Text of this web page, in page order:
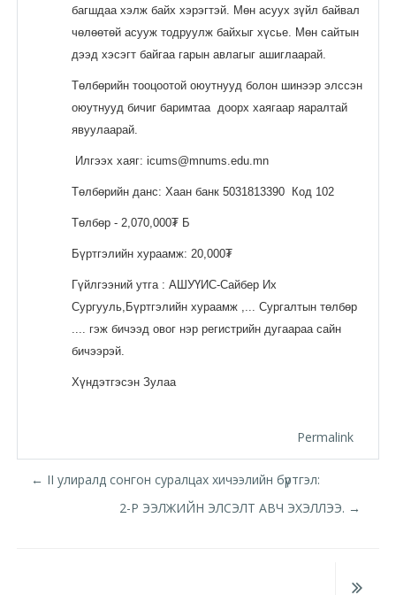
багшдаа хэлж байх хэрэгтэй. Мөн асуух зүйл байвал
чөлөөтөй асууж тодруулж байхыг хүсье. Мөн сайтын
дээд хэсэгт байгаа гарын авлагыг ашиглаарай.
Төлбөрийн тооцоотой оюутнууд болон шинээр элссэн
оюутнууд бичиг баримтаа доорх хаягаар яаралтай
явуулаарай.
Илгээх хаяг: icums@mnums.edu.mn
Төлбөрийн данс: Хаан банк 5031813390 Код 102
Төлбөр - 2,070,000₮ Б
Бүртгэлийн хураамж: 20,000₮
Гүйлгээний утга : АШУҮИС-Сайбер Их
Сургууль,Бүртгэлийн хураамж ,... Сургалтын төлбөр
.... гэж бичээд овог нэр регистрийн дугаараа сайн
бичээрэй.
Хүндэтгэсэн Зулаа
Permalink
← II улиралд сонгон суралцах хичээлийн бүртгэл:
2-Р ЭЭЛЖИЙН ЭЛСЭЛТ АВЧ ЭХЭЛЛЭЭ. →